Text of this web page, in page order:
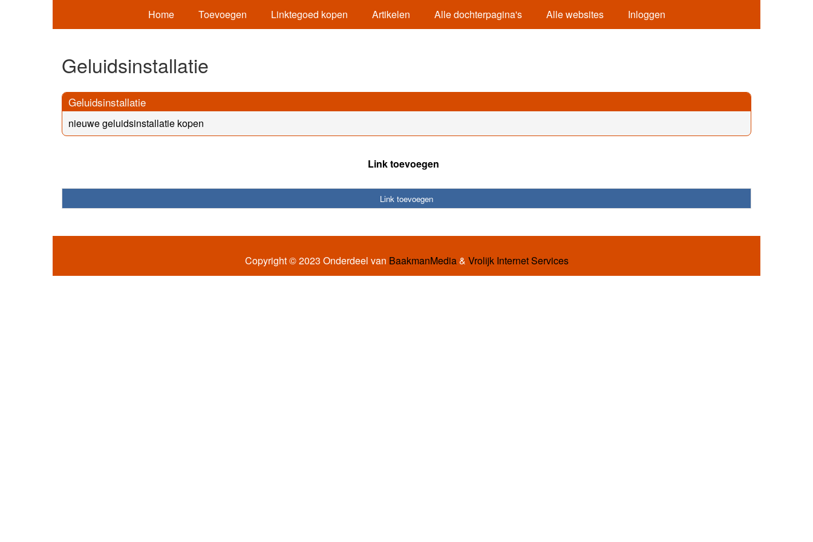
Home Toevoegen Linktegoed kopen Artikelen Alle dochterpagina's Alle websites Inloggen
Geluidsinstallatie
Geluidsinstallatie
nieuwe geluidsinstallatie kopen
Link toevoegen
Link toevoegen
Copyright © 2023 Onderdeel van BaakmanMedia& Vrolijk Internet Services